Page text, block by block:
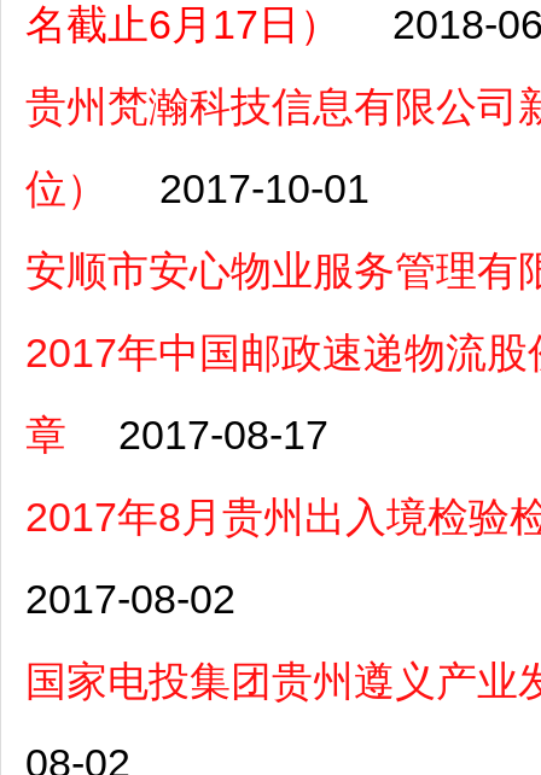
名截止6月17日）
2018-
贵州梵瀚科技信息有限公司
位）
2017-10-01
安顺市安心物业服务管理有
2017年中国邮政速递物流
章
2017-08-17
2017年8月贵州出入境检验
2017-08-02
国家电投集团贵州遵义产
08-02